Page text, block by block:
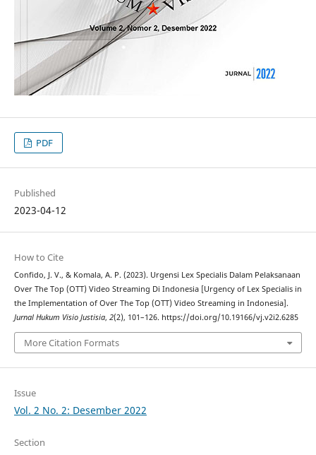
PDF
Published
2023-04-12
How to Cite
Confido, J. V., & Komala, A. P. (2023). Urgensi Lex Specialis Dalam Pelaksanaan
Over The Top (OTT) Video Streaming Di Indonesia [Urgency of Lex Specialis in
the Implementation of Over The Top (OTT) Video Streaming in Indonesia].
Jurnal Hukum Visio Justisia, 2(2), 101–126. https://doi.org/10.19166/vj.v2i2.6285
More Citation Formats
Issue
Vol. 2 No. 2: Desember 2022
Section